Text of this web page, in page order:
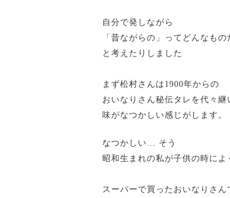
自分で発しながら
「昔ながらの」ってどんなもの
と考えたりしました
まず松村さんは1900年からの
おいなりさん秘伝タレを代々継
味がなつかしい感じがします。
なつかしい… そう
昭和生まれの私が子供の時によ
スーパーで買ったおいなりさん